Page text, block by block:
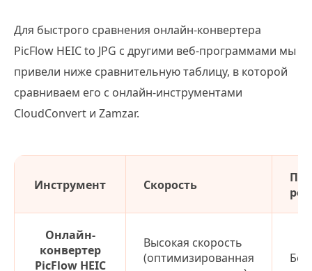
Для быстрого сравнения онлайн-конвертера
PicFlow HEIC to JPG с другими веб-программами мы
привели ниже сравнительную таблицу, в которой
сравниваем его с онлайн-инструментами
CloudConvert и Zamzar.
Инструмент Скорость
Онлайн-
конвертер
PicFlow HEIC
Высокая скорость
(оптимизированная